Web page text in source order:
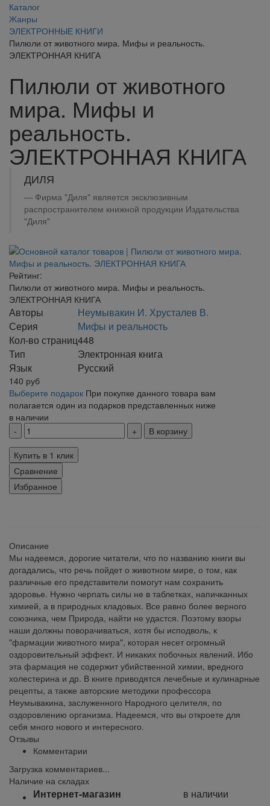
Каталог
Жанры
ЭЛЕКТРОННЫЕ КНИГИ
Пилюли от животного мира. Мифы и реальность.
ЭЛЕКТРОННАЯ КНИГА
Пилюли от животного
мира. Мифы и
реальность.
ЭЛЕКТРОННАЯ КНИГА
ДИЛЯ
Фирма "Диля" является эксклюзивным
распространителем книжной продукции Издательства
"Диля"
Рейтинг:
Пилюли от животного мира. Мифы и реальность.
ЭЛЕКТРОННАЯ КНИГА
Авторы
Неумывакин И. Хрусталев В.
Серия
Мифы и реальность
Кол-во страниц448
Тип
Электронная книга
Язык
Русский
140 руб
Выберите подарок При покупке данного товара вам
полагается один из подарков представленных ниже
в наличии
В корзину
Купить в 1 клик
Сравнение
Избранное
Описание
Мы надеемся, дорогие читатели, что по названию книги вы
догадались, что речь пойдет о животном мире, о том, как
различные его представители помогут нам сохранить
здоровье. Нужно черпать силы не в таблетках, напичканных
химией, а в природных кладовых. Все равно более верного
союзника, чем Природа, найти не удастся. Поэтому взоры
наши должны поворачиваться, хотя бы исподволь, к
"фармации животного мира", которая несет огромный
оздоровительный эффект. И никаких побочных явлений. Ибо
эта фармация не содержит убийственной химии, вредного
холестерина и др. В книге приводятся лечебные и кулинарные
рецепты, а также авторские методики профессора
Неумывакина, заслуженного Народного целителя, по
оздоровлению организма. Надеемся, что вы откроете для
себя много нового и интересного.
Отзывы
Комментарии
Загрузка комментариев...
Наличие на складах
Интернет-магазин в наличии